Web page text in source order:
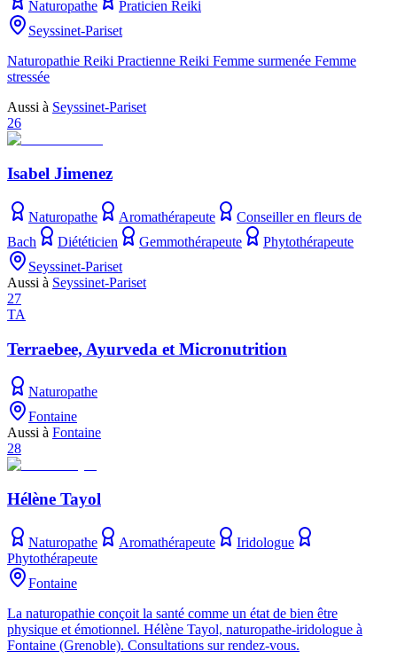
Naturopathe
Praticien Reiki
Seyssinet-Pariset
Naturopathie Reiki Practienne Reiki Femme surmenée Femme
stressée
Aussi à Seyssinet-Pariset
26
Isabel Jimenez
Naturopathe Aromathérapeute
Conseiller en fleurs de
Bach
Diététicien Gemmothérapeute
Phytothérapeute
Seyssinet-Pariset
Aussi à Seyssinet-Pariset
27
TA
Terraebee, Ayurveda et Micronutrition
Naturopathe
Fontaine
Aussi à Fontaine
28
Hélène Tayol
Naturopathe Aromathérapeute
Iridologue
Phytothérapeute
Fontaine
La naturopathie conçoit la santé comme un état de bien être
physique et émotionnel. Hélène Tayol, naturopathe-iridologue à
Fontaine (Grenoble). Consultations sur rendez-vous.